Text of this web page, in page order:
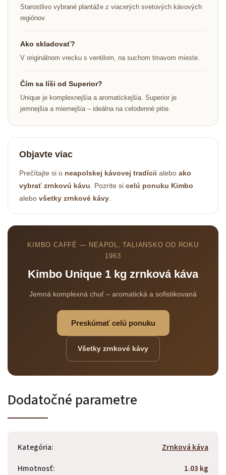
Starostlivo vybrané plantáže z viacerých svetových kávových
regiónov.
Ako skladovať?
V originálnom vrecku s ventilom, na suchom tmavom mieste.
Čím sa líši od Superior?
Unique je komplexnejšia a aromatickejšia. Superior je
jemnejšia a miernejšia – ideálna na celodenné pitie.
Objavte viac
Prečítajte si o neapolskej kávovej tradícii alebo ako
vybrať zrnkovú kávu . Pozrite si celú ponuku Kimbo
alebo všetky zrnkové kávy
KIMBO CAFFÈ — NEAPOL, TALIANSKO OD ROKU
1963
Kimbo Unique 1 kg zrnková káva
Jemná komplexná chuť – aromatická a sofistikovaná
Preskúmať celú ponuku
Všetky zrnkové kávy
Dodatočné parametre
Kategória:
Zrnková káva
Hmotnosť:
1.03 kg